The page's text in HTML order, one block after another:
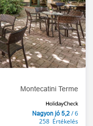
Montecatini Terme
Nagyon jó 5,2 / 6
258 Értékelés